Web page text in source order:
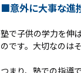
■意外に大事な進
塾で子供の学力を伸
のです。大切なのは